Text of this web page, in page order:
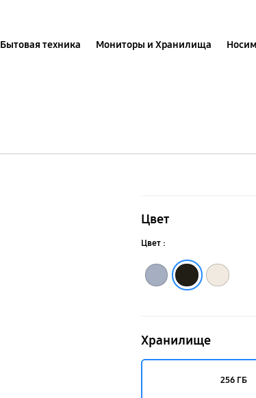
Бытовая техника Мониторы и Хранилища
Fold5
Цвет
Цвет :
Хранилище
256 ГБ